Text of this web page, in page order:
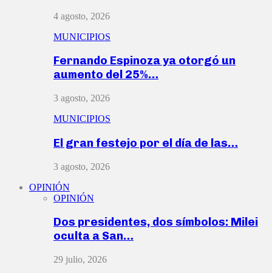
4 agosto, 2026
MUNICIPIOS
Fernando Espinoza ya otorgó un
aumento del 25%…
3 agosto, 2026
MUNICIPIOS
El gran festejo por el día de las…
3 agosto, 2026
OPINIÓN
OPINIÓN
Dos presidentes, dos símbolos: Milei
oculta a San…
29 julio, 2026